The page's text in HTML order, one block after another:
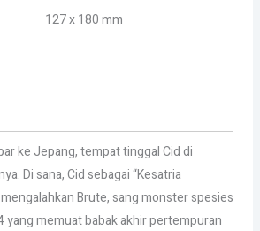
127 x 180 mm
ke Jepang, tempat tinggal Cid di
Di sana, Cid sebagai “Kesatria
Brute, sang monster spesies
yang memuat babak akhir pertempuran